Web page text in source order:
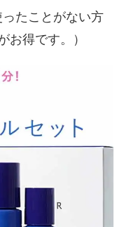
ったことがない方
お得です。）